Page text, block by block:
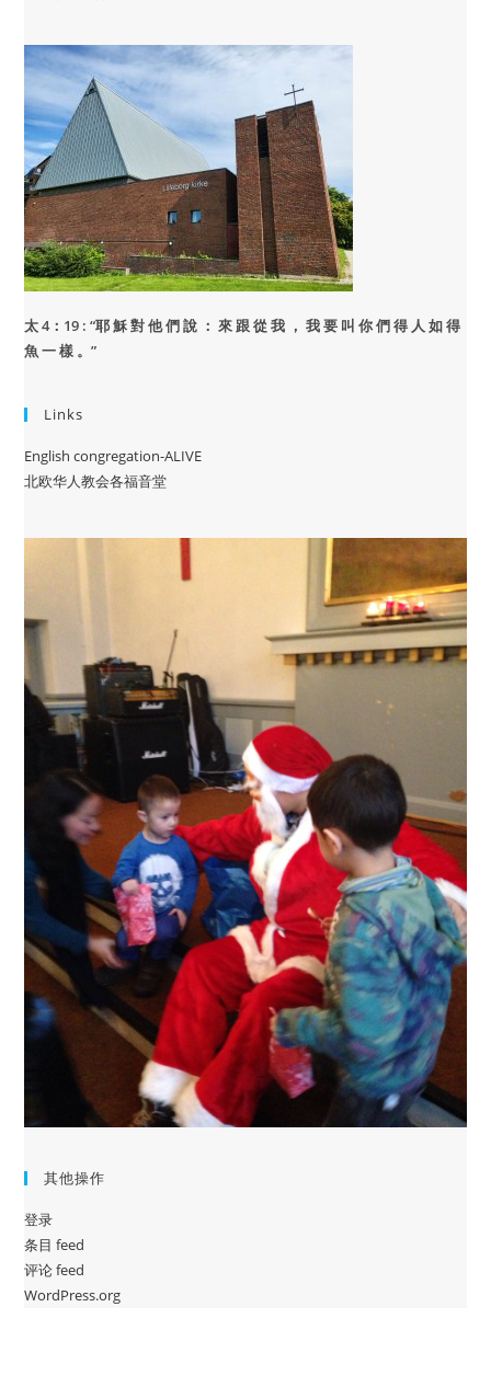
太 4：19 : “耶 穌 對 他 們 說 ： 來 跟 從 我 ， 我 要 叫 你 們 得 人 如 得
魚 一 樣 。”
Links
English congregation-ALIVE
北欧华人教会各福音堂
其他操作
登录
条目 feed
评论 feed
WordPress.org